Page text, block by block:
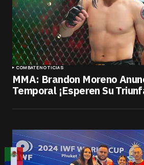
COMBATENOTICIAS
MMA: Brandon Moreno
Temporal ¡Esperen Su